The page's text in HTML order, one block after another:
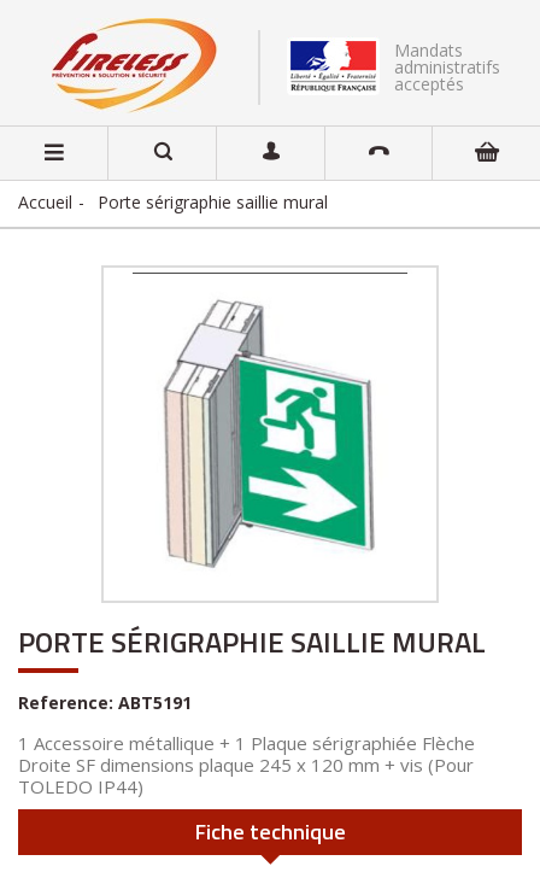
Mandats
administratifs
acceptés
Accueil Porte sérigraphie saillie mural
PORTE SÉRIGRAPHIE SAILLIE MURAL
Reference: ABT5191
1 Accessoire métallique + 1 Plaque sérigraphiée Flèche
Droite SF dimensions plaque 245 x 120 mm + vis (Pour
TOLEDO IP44)
Fiche technique